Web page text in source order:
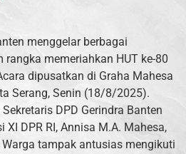
menggelar berbagai
memeriahkan HUT ke-80
dipusatkan di Graha Mahesa
Serang, Senin (18/8/2025).
DPD Gerindra Banten
DPR RI, Annisa M.A. Mahesa,
tampak antusias mengikuti